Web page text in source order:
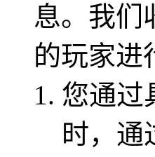
息。我们
的玩家进
您通过
时，通